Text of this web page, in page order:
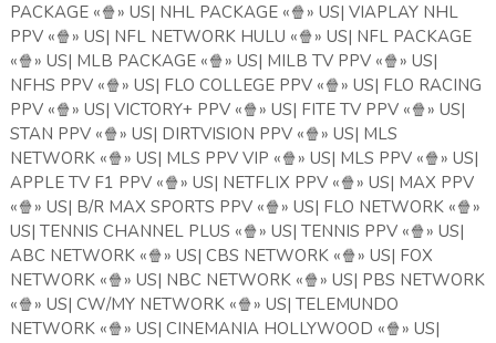
PACKAGE «🍿» US| NHL PACKAGE «🍿» US| VIAPLAY NHL
PPV «🍿» US| NFL NETWORK HULU «🍿» US| NFL PACKAGE
«🍿» US| MLB PACKAGE «🍿» US| MILB TV PPV «🍿» US|
NFHS PPV «🍿» US| FLO COLLEGE PPV «🍿» US| FLO RACING
PPV «🍿» US| VICTORY+ PPV «🍿» US| FITE TV PPV «🍿» US|
STAN PPV «🍿» US| DIRTVISION PPV «🍿» US| MLS
NETWORK «🍿» US| MLS PPV VIP «🍿» US| MLS PPV «🍿» US|
APPLE TV F1 PPV «🍿» US| NETFLIX PPV «🍿» US| MAX PPV
«🍿» US| B/R MAX SPORTS PPV «🍿» US| FLO NETWORK «🍿»
US| TENNIS CHANNEL PLUS «🍿» US| TENNIS PPV «🍿» US|
ABC NETWORK «🍿» US| CBS NETWORK «🍿» US| FOX
NETWORK «🍿» US| NBC NETWORK «🍿» US| PBS NETWORK
«🍿» US| CW/MY NETWORK «🍿» US| TELEMUNDO
NETWORK «🍿» US| CINEMANIA HOLLYWOOD «🍿» US|